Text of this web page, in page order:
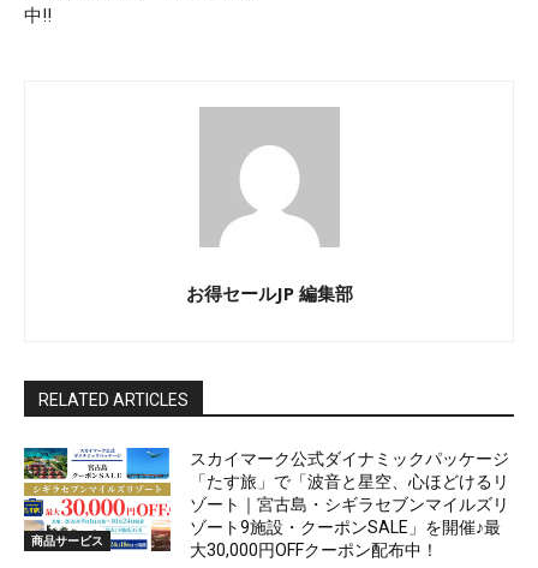
中‼
お得セールJP 編集部
RELATED ARTICLES
商品サービス
スカイマーク公式ダイナミックパッケージ
「たす旅」で「波音と星空、心ほどけるリ
ゾート｜宮古島・シギラセブンマイルズリ
ゾート9施設・クーポンSALE」を開催♪最
大30,000円OFFクーポン配布中！